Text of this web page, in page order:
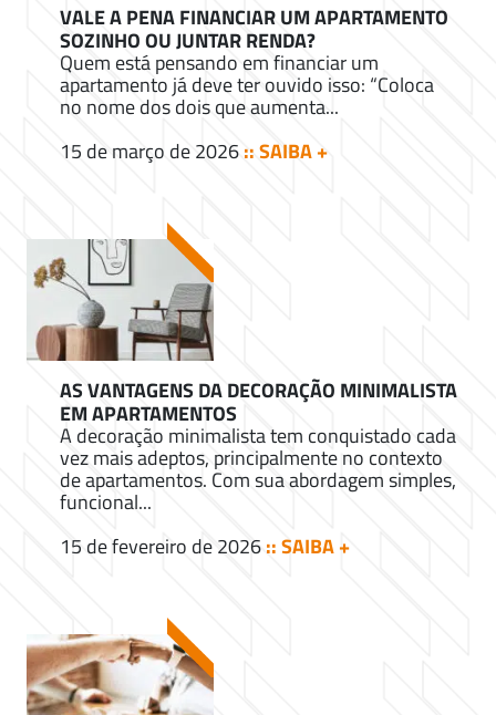
VALE A PENA FINANCIAR UM APARTAMENTO
SOZINHO OU JUNTAR RENDA?
Quem está pensando em financiar um
apartamento já deve ter ouvido isso: “Coloca
no nome dos dois que aumenta...
15 de março de 2026:: SAIBA +
AS VANTAGENS DA DECORAÇÃO MINIMALISTA
EM APARTAMENTOS
A decoração minimalista tem conquistado cada
vez mais adeptos, principalmente no contexto
de apartamentos. Com sua abordagem simples,
funcional...
15 de fevereiro de 2026:: SAIBA +